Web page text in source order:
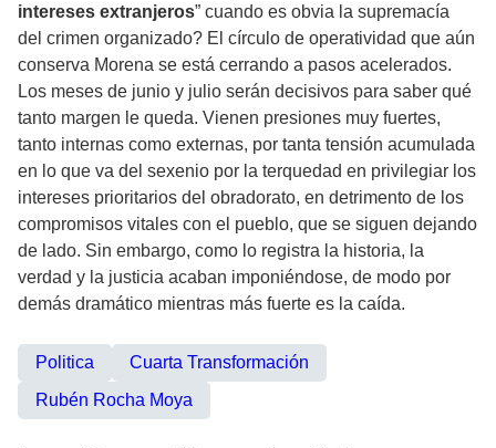
intereses extranjeros” cuando es obvia la supremacía
del crimen organizado? El círculo de operatividad que aún
conserva Morena se está cerrando a pasos acelerados.
Los meses de junio y julio serán decisivos para saber qué
tanto margen le queda. Vienen presiones muy fuertes,
tanto internas como externas, por tanta tensión acumulada
en lo que va del sexenio por la terquedad en privilegiar los
intereses prioritarios del obradorato, en detrimento de los
compromisos vitales con el pueblo, que se siguen dejando
de lado. Sin embargo, como lo registra la historia, la
verdad y la justicia acaban imponiéndose, de modo por
demás dramático mientras más fuerte es la caída.
Politica
Cuarta Transformación
Rubén Rocha Moya